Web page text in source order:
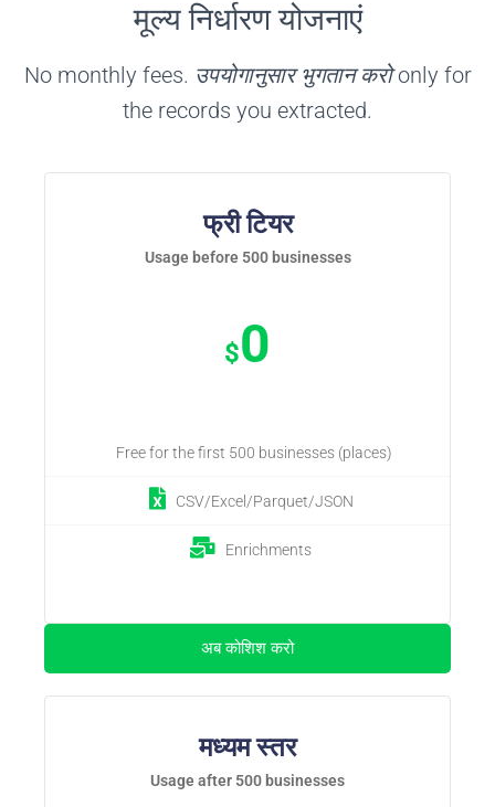
मूल्य निर्धारण योजनाएं
No monthly fees. उपयोगानुसार भुगतान करोonly for
the records you extracted.
फ्री टियर
Usage before 500 businesses
$0
Free for the first 500 businesses (places)
CSV/Excel/Parquet/JSON
Enrichments
अब कोशिश करो
मध्यम स्तर
Usage after 500 businesses